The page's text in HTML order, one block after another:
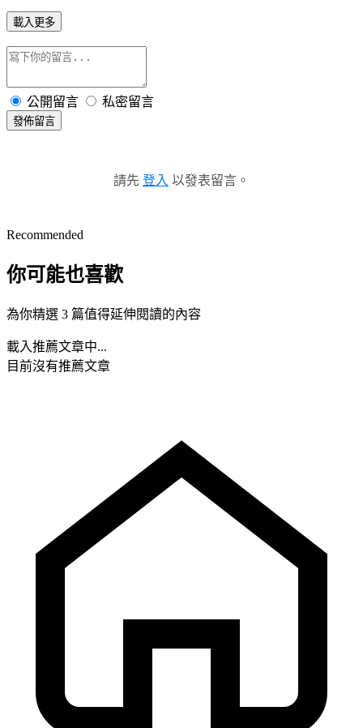
載入更多
公開留言 私密留言
發佈留言
請先 登入 以發表留言。
Recommended
你可能也喜歡
為你精選 3 篇值得延伸閱讀的內容
載入推薦文章中...
目前沒有推薦文章